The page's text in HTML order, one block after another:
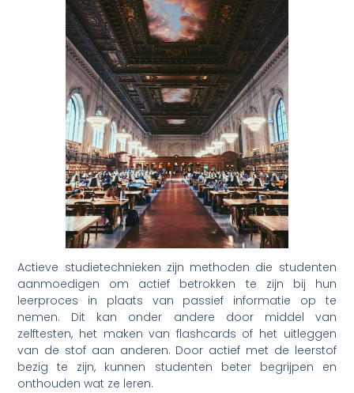
Actieve studietechnieken zijn methoden die studenten
aanmoedigen om actief betrokken te zijn bij hun
leerproces in plaats van passief informatie op te
nemen. Dit kan onder andere door middel van
zelftesten, het maken van flashcards of het uitleggen
van de stof aan anderen. Door actief met de leerstof
bezig te zijn, kunnen studenten beter begrijpen en
onthouden wat ze leren.